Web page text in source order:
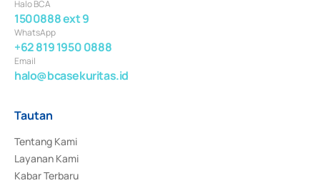
Halo BCA
1500888 ext 9
WhatsApp
+62 819 1950 0888
Email
halo@bcasekuritas.id
Tautan
Tentang Kami
Layanan Kami
Kabar Terbaru